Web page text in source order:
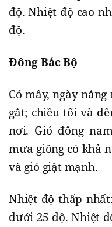
độ. Nhiệt độ cao
độ.
Đông Bắc Bộ
Có mây, ngày
gắt; chiều tối và
nơi. Gió đông
mưa giông có khả
và gió giật mạnh.
Nhiệt độ thấp
dưới 25 độ. Nhiệt